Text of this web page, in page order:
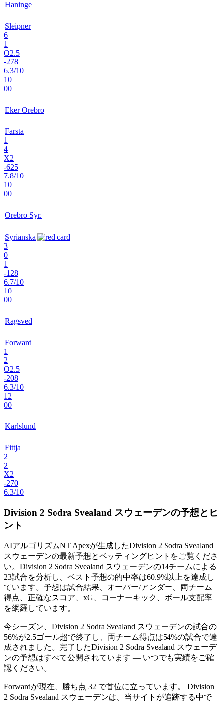
Haninge
Sleipner
6
1
O2.5
-278
6.3/10
10
00
Eker Orebro
Farsta
1
4
X2
-625
7.8/10
10
00
Orebro Syr.
Syrianska
3
0
1
-128
6.7/10
10
00
Ragsved
Forward
1
2
O2.5
-208
6.3/10
12
00
Karlslund
Fittja
2
2
X2
-270
6.3/10
Division 2 Sodra Svealand スウェーデンの予想とヒ
ント
AIアルゴリズムNT Apexが生成したDivision 2 Sodra Svealand
スウェーデンの最新予想とベッティングヒントをご覧くださ
い。Division 2 Sodra Svealand スウェーデンの14チームによる
23試合を分析し、ベスト予想の的中率は60.9%以上を達成し
ています。予想は試合結果、オーバー/アンダー、両チーム
得点、正確なスコア、xG、コーナーキック、ボール支配率
を網羅しています。
今シーズン、Division 2 Sodra Svealand スウェーデンの試合の
56%が2.5ゴール超で終了し、両チーム得点は54%の試合で達
成されました。完了したDivision 2 Sodra Svealand スウェーデ
ンの予想はすべて公開されています — いつでも実績をご確
認ください。
Forwardが現在、勝ち点 32 で首位に立っています。 Division
2 Sodra Svealand スウェーデンは、当サイトが追跡する中で